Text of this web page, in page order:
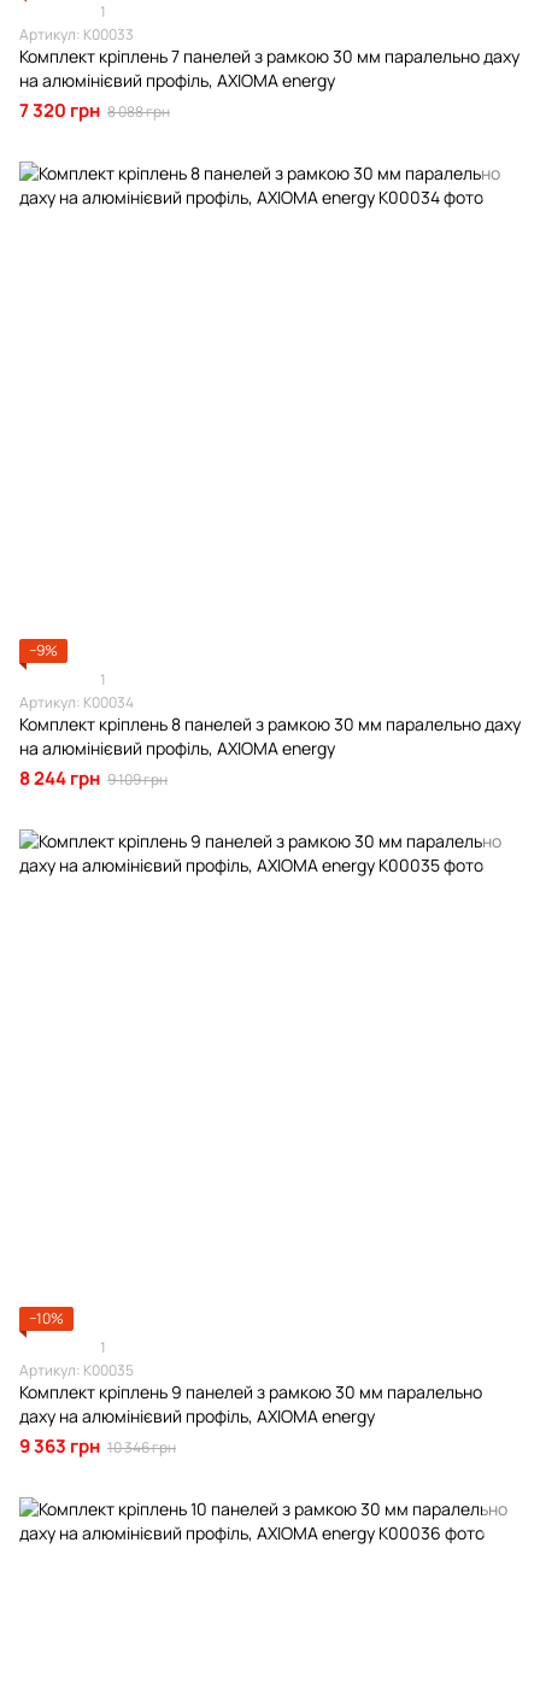
1
Артикул: К00033
Комплект кріплень 7 панелей з рамкою 30 мм паралельно даху
на алюмінієвий профіль, AXIOMA energy
7 320 грн 8 088 грн
−9%
1
Артикул: К00034
Комплект кріплень 8 панелей з рамкою 30 мм паралельно даху
на алюмінієвий профіль, AXIOMA energy
8 244 грн 9 109 грн
−10%
1
Артикул: К00035
Комплект кріплень 9 панелей з рамкою 30 мм паралельно
даху на алюмінієвий профіль, AXIOMA energy
9 363 грн 10 346 грн